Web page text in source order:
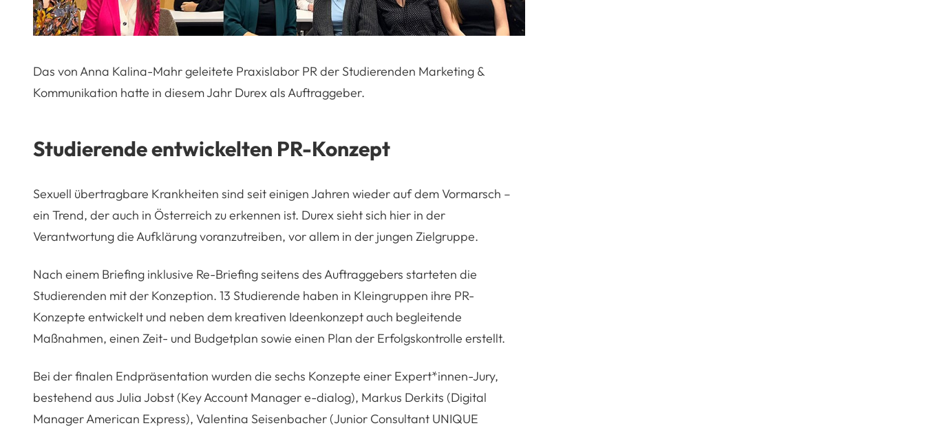
Das von Anna Kalina-Mahr geleitete Praxislabor PR der Studierenden Marketing &
Kommunikation hatte in diesem Jahr Durex als Auftraggeber.
Studierende entwickelten PR-Konzept
Sexuell übertragbare Krankheiten sind seit einigen Jahren wieder auf dem Vormarsch –
ein Trend, der auch in Österreich zu erkennen ist. Durex sieht sich hier in der
Verantwortung die Aufklärung voranzutreiben, vor allem in der jungen Zielgruppe.
Nach einem Briefing inklusive Re-Briefing seitens des Auftraggebers starteten die
Studierenden mit der Konzeption. 13 Studierende haben in Kleingruppen ihre PR-
Konzepte entwickelt und neben dem kreativen Ideenkonzept auch begleitende
Maßnahmen, einen Zeit- und Budgetplan sowie einen Plan der Erfolgskontrolle erstellt.
Bei der finalen Endpräsentation wurden die sechs Konzepte einer Expert*innen-Jury,
bestehend aus Julia Jobst (Key Account Manager e-dialog), Markus Derkits (Digital
Manager American Express), Valentina Seisenbacher (Junior Consultant UNIQUE